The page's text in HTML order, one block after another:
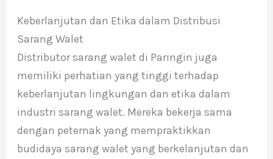
Keberlanjutan dan Etika dalam Distribusi
Sarang Walet
Distributor sarang walet di Paringin juga
memiliki perhatian yang tinggi terhadap
keberlanjutan lingkungan dan etika dalam
industri sarang walet. Mereka bekerja sama
dengan peternak yang mempraktikkan
budidaya sarang walet yang berkelanjutan dan